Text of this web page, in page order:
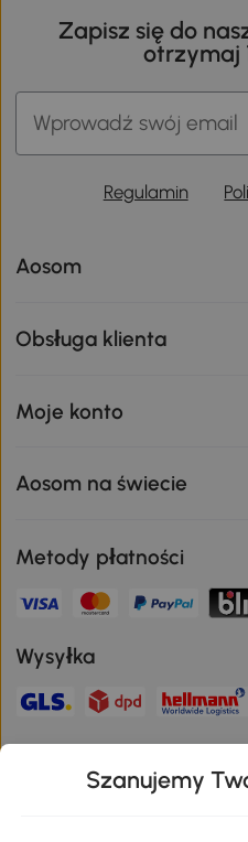
Zapisz się do
otrzymaj
Regulamin
Aosom
Obsługa klienta
Moje konto
Aosom na świecie
Metody płatności
Wysyłka
Szanujemy